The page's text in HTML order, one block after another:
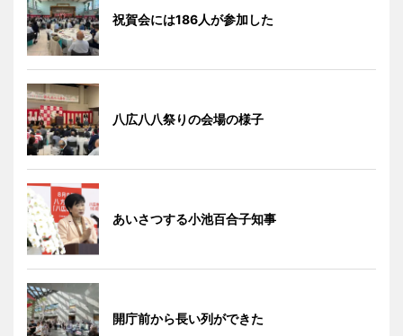
祝賀会には186人が参加した
八広八八祭りの会場の様子
あいさつする小池百合子知事
開庁前から長い列ができた